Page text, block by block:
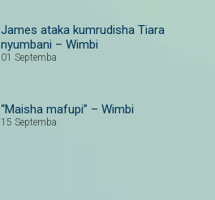
James ataka kumrudisha Tiara
nyumbani – Wimbi
01 Septemba
“Maisha mafupi” – Wimbi
15 Septemba